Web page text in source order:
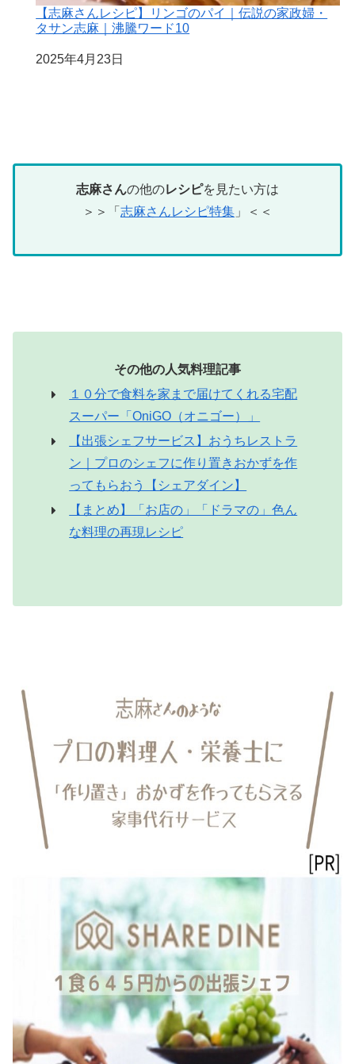
【志麻さんレシピ】リンゴのパイ｜伝説の家政婦・
タサン志麻｜沸騰ワード10
日付
2025年4月23日
志麻さんの他のレシピを見たい方は
＞＞「 志麻さんレシピ特集 」＜＜
その他の人気料理記事
１０分で食料を家まで届けてくれる宅配
スーパー「OniGO（オニゴー）」
【出張シェフサービス】おうちレストラ
ン｜プロのシェフに作り置きおかずを作
ってもらおう【シェアダイン】
【まとめ】「お店の」「ドラマの」色ん
な料理の再現レシピ